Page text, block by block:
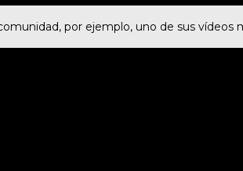
por ejemplo, uno de sus